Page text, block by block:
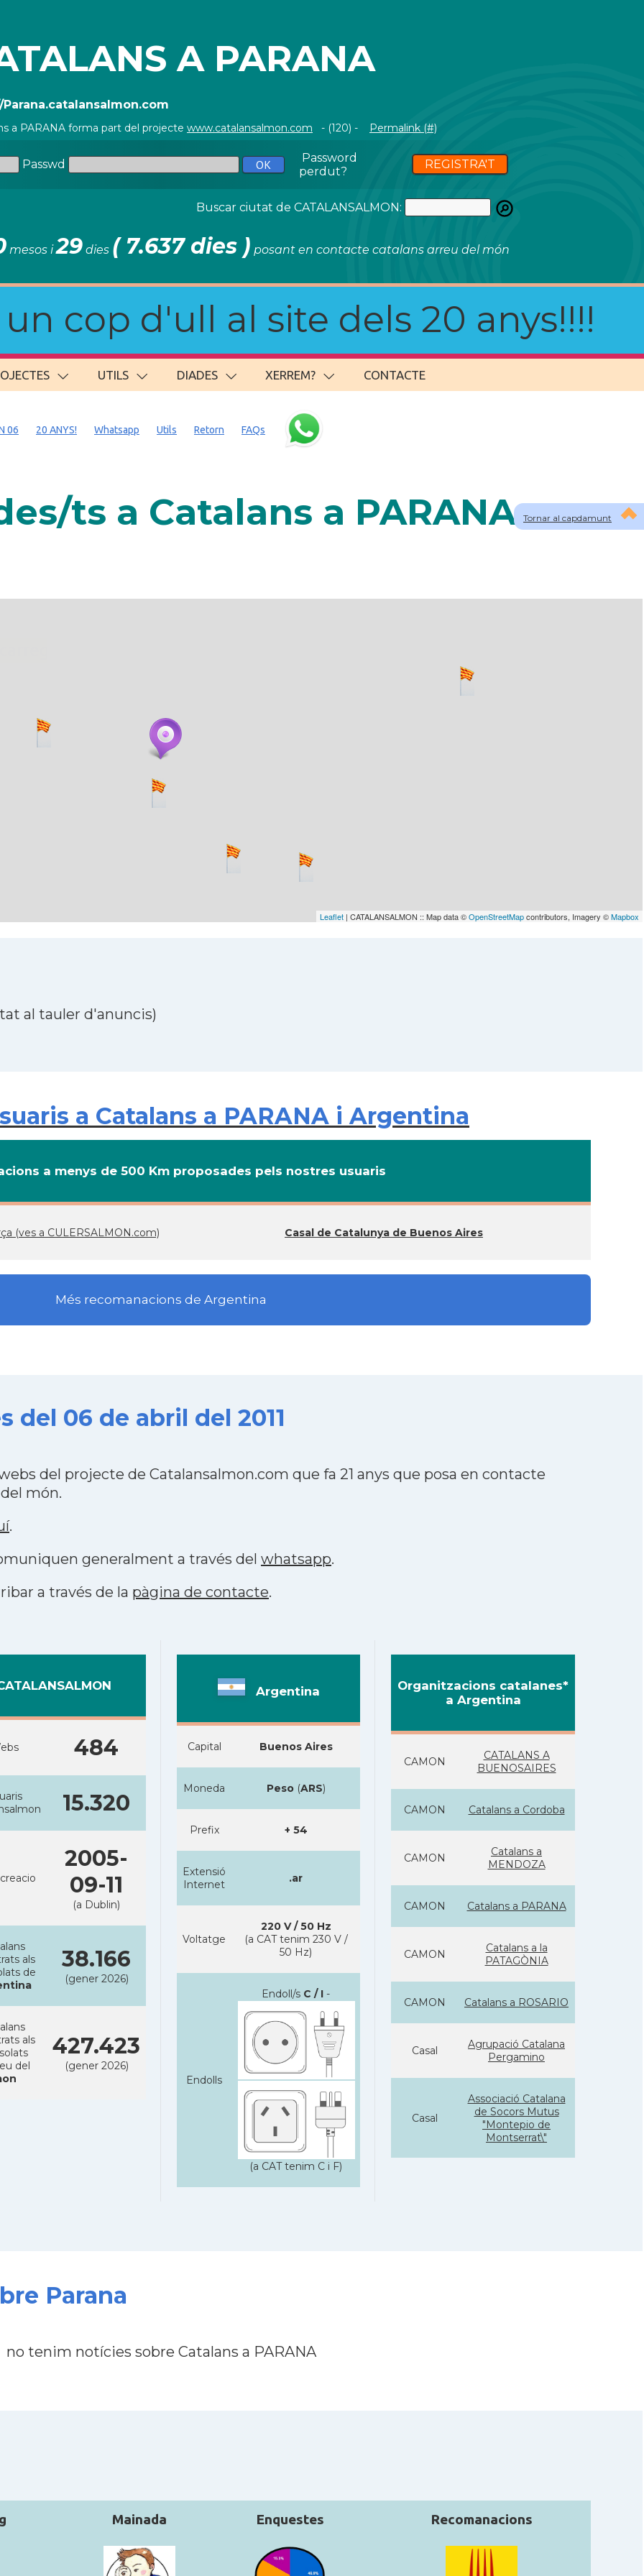
A PARANA
a PARANA forma part del projecte www.catalansalmon.com - (120) - Permalink (#)
Passwd
Password
perdut?
REGISTRA'T
Buscar ciutat de CATALANSALMON:
mesos i29dies ( 7.637 dies ) posant en contacte catalans arreu del món
cop d'ull al site dels 20 anys!!!!
UTILS DIADES XERREM? CONTACTE
Tornar al capdamunt
06 20 ANYS! Whatsapp Utils Retorn FAQs
ts a Catalans a PARANA
Leaflet | CATALANSALMON :: Map data ©OpenStreetMapcontributors, Imagery ©Mapbox
al tauler d'anuncis)
a Catalans a PARANA i Argentina
a menys de 500 Km proposades pels nostres usuaris
(ves a CULERSALMON.com) Casal de Catalunya de Buenos Aires
Més recomanacions de Argentina
del 06 de abril del 2011
del projecte de Catalansalmon.com que fa 21 anys que posa en contacte
món.
.
generalment a través del whatsapp.
a través de la pàgina de contacte.
484
15.320
2005-
09-11
(a Dublin)
als
de
38.166
(gener 2026)
als
del
427.423
(gener 2026)
Argentina
Capital Buenos Aires
Moneda Peso(ARS)
Prefix + 54
Extensió
Internet
.ar
Voltatge
220 V / 50 Hz
(a CAT tenim 230 V /
50 Hz)
Endolls
Endoll/s C / I -
(a CAT tenim C i F)
Organitzacions catalanes*
a Argentina
CAMON
CATALANS A
BUENOSAIRES
CAMON Catalans a Cordoba
CAMON
Catalans a
MENDOZA
CAMON Catalans a PARANA
CAMON
Catalans a la
PATAGÒNIA
CAMON Catalans a ROSARIO
Casal
Agrupació Catalana
Pergamino
Casal
Associació Catalana
de Socors Mutus
"Montepio de
Montserrat\"
Casal
Catalans de La Plata
Centre Català de
Parana
no tenim notícies sobre Catalans a PARANA
Mainada Enquestes Recomanacions